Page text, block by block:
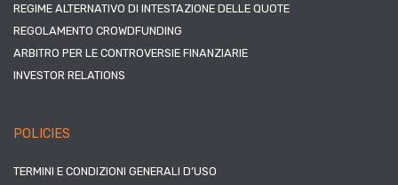
REGIME ALTERNATIVO DI INTESTAZIONE DELLE QUOTE
REGOLAMENTO CROWDFUNDING
ARBITRO PER LE CONTROVERSIE FINANZIARIE
INVESTOR RELATIONS
POLICIES
TERMINI E CONDIZIONI GENERALI D’USO